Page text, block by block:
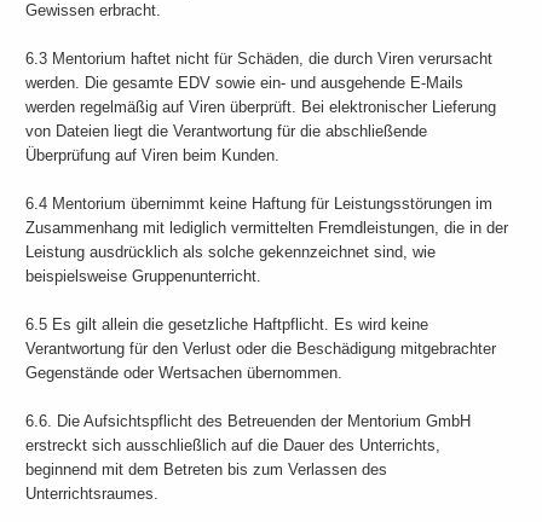
Gewissen erbracht.
6.3 Mentorium haftet nicht für Schäden, die durch Viren verursacht
werden. Die gesamte EDV sowie ein- und ausgehende E-Mails
werden regelmäßig auf Viren überprüft. Bei elektronischer Lieferung
von Dateien liegt die Verantwortung für die abschließende
Überprüfung auf Viren beim Kunden.
6.4 Mentorium übernimmt keine Haftung für Leistungsstörungen im
Zusammenhang mit lediglich vermittelten Fremdleistungen, die in der
Leistung ausdrücklich als solche gekennzeichnet sind, wie
beispielsweise Gruppenunterricht.
6.5 Es gilt allein die gesetzliche Haftpflicht. Es wird keine
Verantwortung für den Verlust oder die Beschädigung mitgebrachter
Gegenstände oder Wertsachen übernommen.
6.6. Die Aufsichtspflicht des Betreuenden der Mentorium GmbH
erstreckt sich ausschließlich auf die Dauer des Unterrichts,
beginnend mit dem Betreten bis zum Verlassen des
Unterrichtsraumes.